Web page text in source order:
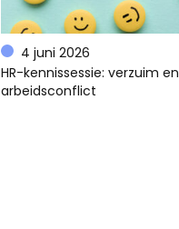
4 juni 2026
HR-kennissessie: verzuim en
arbeidsconflict